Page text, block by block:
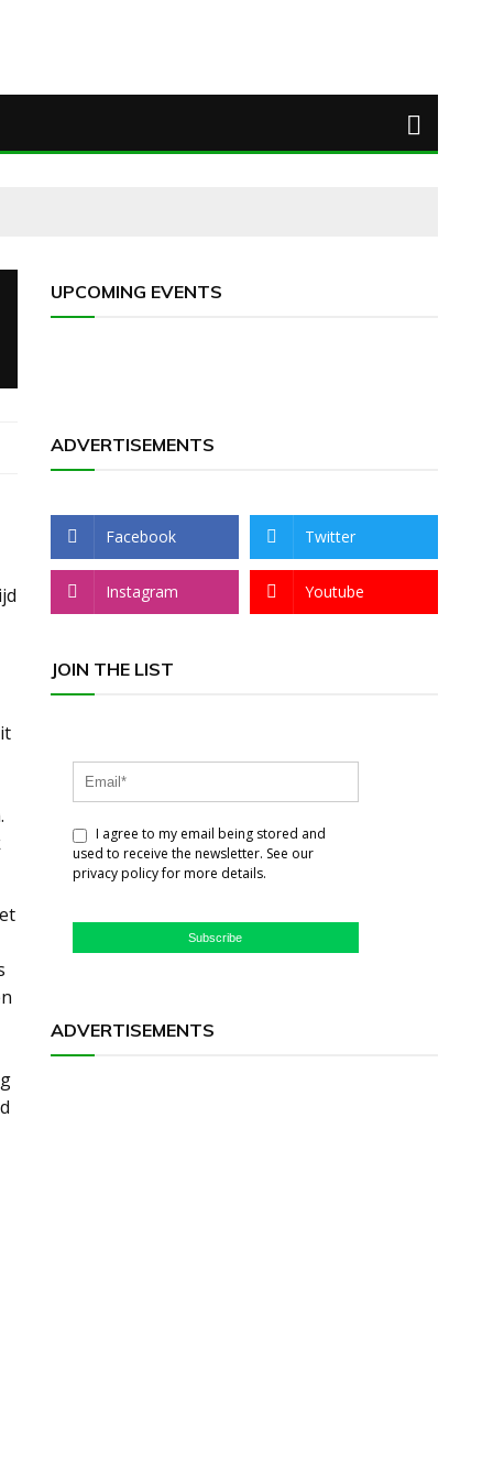
UPCOMING EVENTS
ADVERTISEMENTS
Facebook Twitter
Instagram Youtube
JOIN THE LIST
I agree to my email being stored and
used to receive the newsletter. See our
privacy policy for more details.
Subscribe
ADVERTISEMENTS